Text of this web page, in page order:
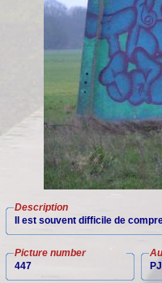
Description
Il est souvent difficile de
Picture number
447